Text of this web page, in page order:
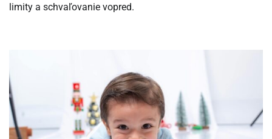
limity a schvaľovanie vopred.